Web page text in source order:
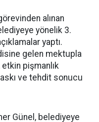
alınan
yönelik 3.
yaptı.
gelen mektupla
pişmanlık
ve tehdit sonucu
Günel, belediyeye